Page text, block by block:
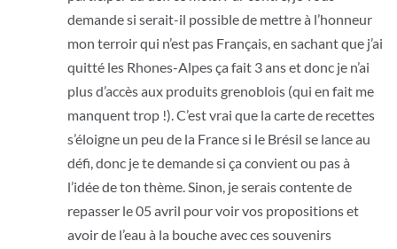
demande si serait-il possible de mettre à l’honneur
mon terroir qui n’est pas Français, en sachant que j’ai
quitté les Rhones-Alpes ça fait 3 ans et donc je n’ai
plus d’accès aux produits grenoblois (qui en fait me
manquent trop !). C’est vrai que la carte de recettes
s’éloigne un peu de la France si le Brésil se lance au
défi, donc je te demande si ça convient ou pas à
l’idée de ton thème. Sinon, je serais contente de
repasser le 05 avril pour voir vos propositions et
avoir de l’eau à la bouche avec ces souvenirs